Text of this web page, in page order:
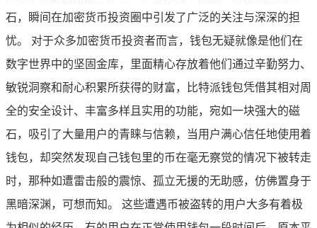
石，瞬间在加密货币投资圈中引发了广泛的关注与深深的担
忧。 对于众多加密货币投资者而言，钱包无疑就像是他们在
数字世界中的坚固金库，里面精心存放着他们通过辛勤努力、
敏锐洞察和耐心积累所获得的财富，比特派钱包凭借其相对周
全的安全设计、丰富多样且实用的功能，宛如一块强大的磁
石，吸引了大量用户的青睐与信赖，当用户满心信任地使用着
钱包，却突然发现自己钱包里的币在毫无察觉的情况下被转走
时，那种如遭雷击般的震惊、孤立无援的无助感，仿佛置身于
黑暗深渊，可想而知。 这些遭遇币被盗转的用户大多有着极